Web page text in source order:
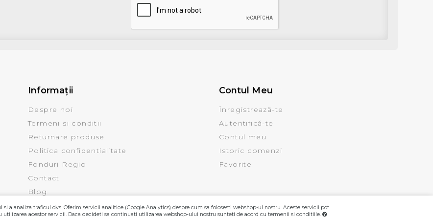
Informaţii
Despre noi
Termeni si conditii
Returnare produse
Politica confidentialitate
Fonduri Regio
Contact
Blog
Contul Meu
Înregistrează-te
Autentifică-te
Contul meu
Istoric comenzi
Favorite
a analiza traficul dvs. Oferim servicii analitice (Google Analytics) despre cum sa folosesti webshop-ul nostru. Aceste servicii pot
acestor servicii. Daca decideti sa continuati utilizarea webshop-ului nostru sunteti de acord cu termenii si conditiile.